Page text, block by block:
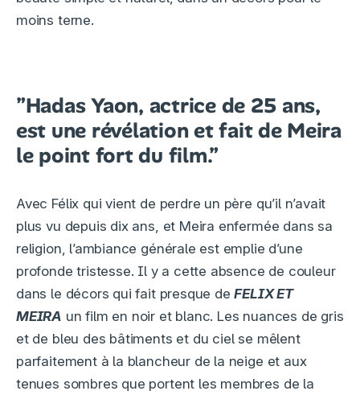
moins terne.
”Hadas Yaon, actrice de 25 ans,
est une révélation et fait de Meira
le point fort du film.”
Avec Félix qui vient de perdre un père qu’il n’avait
plus vu depuis dix ans, et Meira enfermée dans sa
religion, l’ambiance générale est emplie d’une
profonde tristesse. Il y a cette absence de couleur
dans le décors qui fait presque deFELIX ET
MEIRA un film en noir et blanc. Les nuances de gris
et de bleu des bâtiments et du ciel se mêlent
parfaitement à la blancheur de la neige et aux
tenues sombres que portent les membres de la